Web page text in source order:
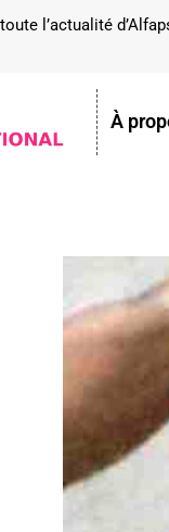
l’actualité
À